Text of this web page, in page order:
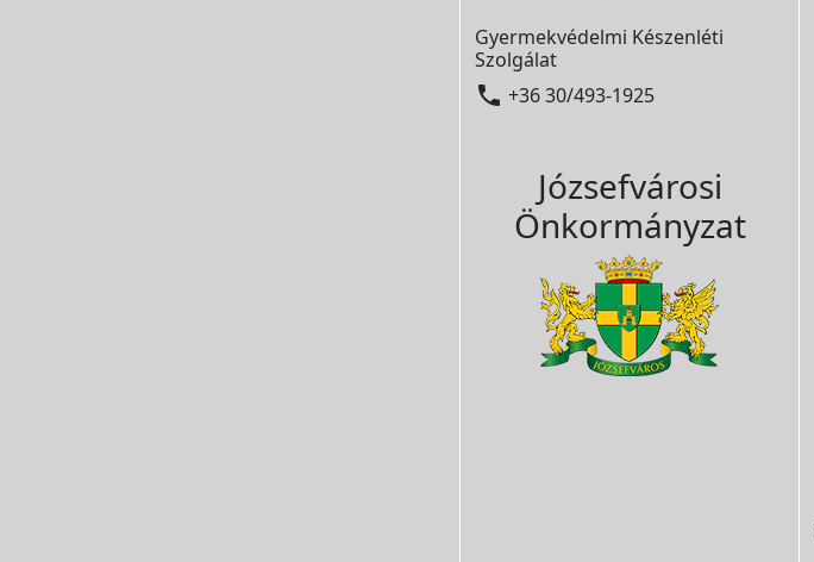
Gyermekvédelmi Készenléti
Szolgálat
 +36 30/493-1925
Józsefvárosi
Önkormányzat